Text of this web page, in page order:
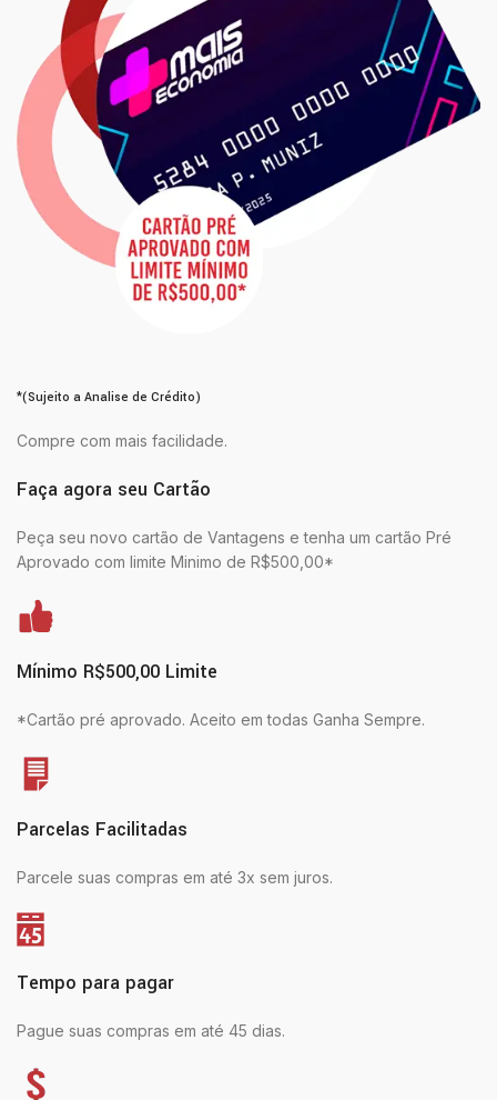
*(Sujeito a Analise de Crédito)
Compre com mais facilidade.
Faça agora seu Cartão
Peça seu novo cartão de Vantagens e tenha um cartão Pré
Aprovado com limite Minimo de R$500,00*
Mínimo R$500,00 Limite
*Cartão pré aprovado. Aceito em todas Ganha Sempre.
Parcelas Facilitadas
Parcele suas compras em até 3x sem juros.
Tempo para pagar
Pague suas compras em até 45 dias.